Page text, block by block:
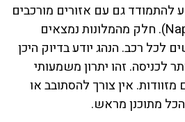
להתמודד גם עם אזורים מורכבים
יותר במרכז נאפולי (Naples). חלק מהמלונות נמצאים
לכל רכב. הנהג יודע בדיוק היכן
לכניסה. זהו יתרון משמעותי
אין צורך להסתובב או
מתוכנן מראש.